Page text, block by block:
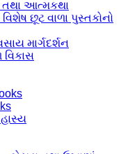
તથા આત્મકથા
છૂટ વાળા પુસ્તકોનો
માર્ગદર્શન
વિકાસ